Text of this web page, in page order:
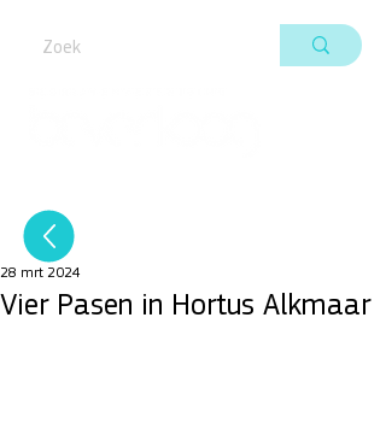
Vier Pasen in Hortus Alkmaar
28 mrt 2024